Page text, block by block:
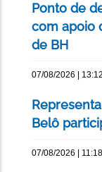
Ponto de
com apoio
de BH
07/08/2026 | 13:12
Belô
07/08/2026 | 11:18